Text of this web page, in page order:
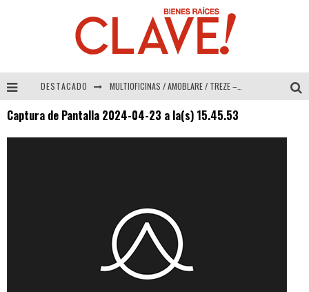
DESTACADO MULTIOFICINAS / AMOBLARE / TREZE – Especial Interiorismo & Decoración 2026
COLINEAL – Especial Interiorismo & Decoración 2026
Captura de Pantalla 2024-04-23 a la(s) 15.45.53